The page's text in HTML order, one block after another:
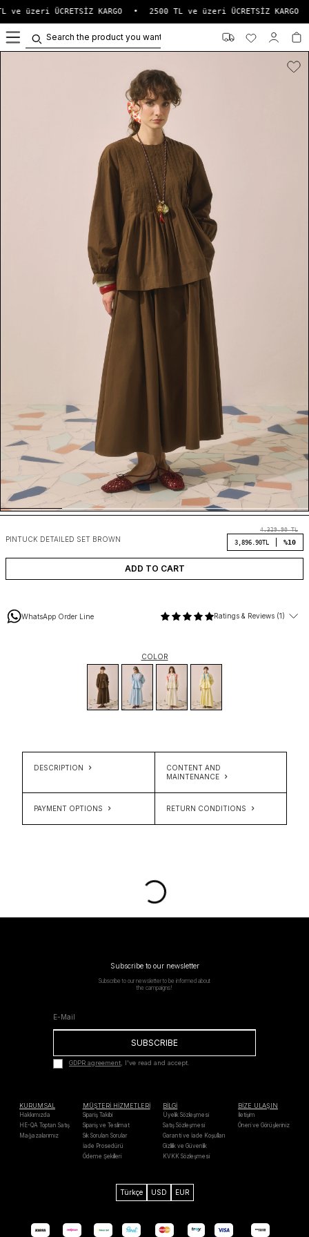
ve üzeri ÜCRETSİZ KARGO • 2500 TL ve üzeri ÜCRETSİZ KARGO
PINTUCK DETAILED SET BROWN
4,329.90TL
3,896.90TL %10
ADD TO CART
WhatsApp Order Line Ratings & Reviews (1)
COLOR
DESCRIPTION
CONTENT AND
MAINTENANCE
PAYMENT OPTIONS RETURN CONDITIONS
Subscribe to our newsletter
Subscribe to our newsletter to be informed about
the campaigns!
SUBSCRIBE
GDPR agreement, I've read and accept.
KURUMSAL
Hakkımızda
HE-QA Toptan Satış
Mağazalarımız
MÜŞTERİ HİZMETLERİ
Sipariş Takibi
Sipariş ve Teslimat
Sık Sorulan Sorular
İade Prosedürü
Ödeme Şekilleri
BİLGİ
Üyelik Sözleşmesi
Satış Sözleşmesi
Garanti ve İade Koşulları
Gizlilik ve Güvenlik
KVKK Sözleşmesi
BİZE ULAŞIN
İletişim
Öneri ve Görüşleriniz
Türkçe USD EUR